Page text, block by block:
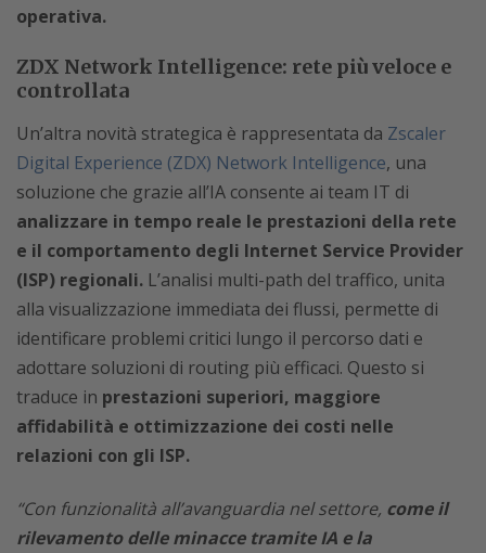
operativa.
ZDX Network Intelligence: rete più veloce e
controllata
Un’altra novità strategica è rappresentata da Zscaler
Digital Experience (ZDX) Network Intelligence, una
soluzione che grazie all’IA consente ai team IT di
analizzare in tempo reale le prestazioni della rete
e il comportamento degli Internet Service Provider
(ISP) regionali. L’analisi multi-path del traffico, unita
alla visualizzazione immediata dei flussi, permette di
identificare problemi critici lungo il percorso dati e
adottare soluzioni di routing più efficaci. Questo si
traduce in prestazioni superiori, maggiore
affidabilità e ottimizzazione dei costi nelle
relazioni con gli ISP.
“Con funzionalità all’avanguardia nel settore, come il
rilevamento delle minacce tramite IA e la